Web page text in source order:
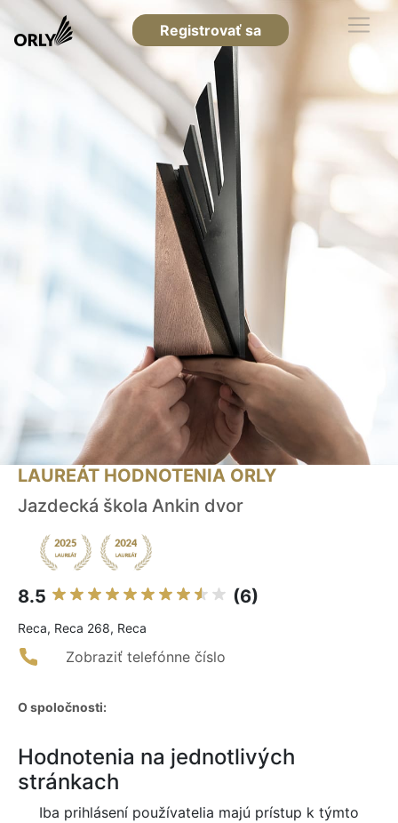
Registrovať sa
LAUREÁT HODNOTENIA ORLY
Jazdecká škola Ankin dvor
8.5 (6)
Reca, Reca 268, Reca
Zobraziť telefónne číslo
O spoločnosti:
Hodnotenia na jednotlivých
stránkach
Iba prihlásení používatelia majú prístup k týmto